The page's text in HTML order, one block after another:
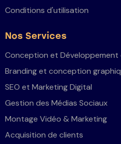
Conditions d'utilisation
Nos Services
Conception et Développement
Branding et conception
SEO et Marketing Digital
Gestion des Médias Sociaux
Montage Vidéo & Marketing
Acquisition de clients